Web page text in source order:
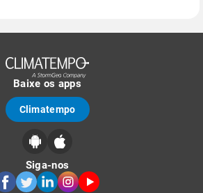
Baixe os apps
Climatempo
Siga-nos